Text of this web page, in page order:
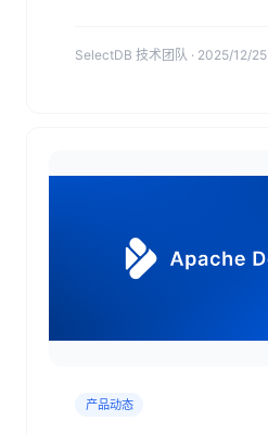
Catalog 快 200 倍！
SelectDB 技术团队 · 2025/12/25
产品动态